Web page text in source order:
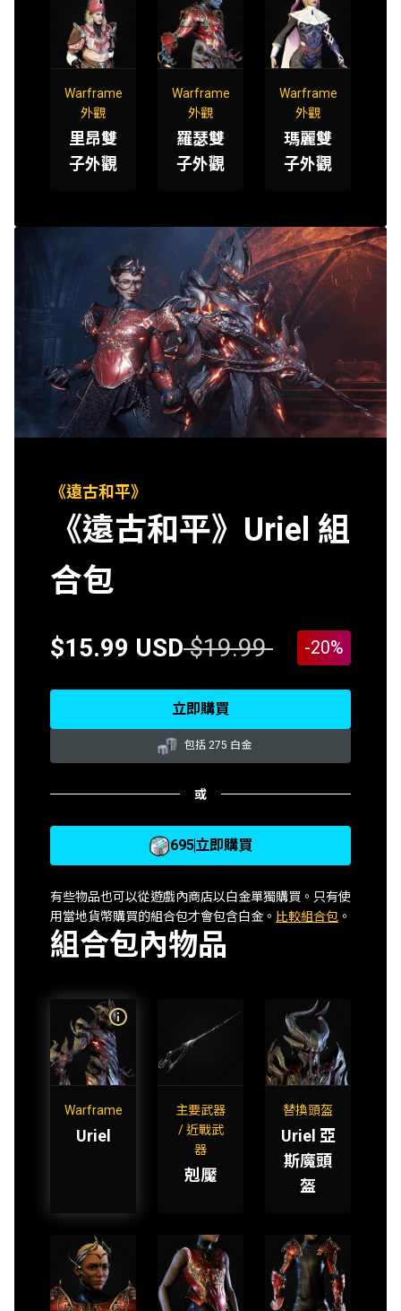
Warframe
外觀
里昂雙
子外觀
Warframe
外觀
羅瑟雙
子外觀
Warframe
外觀
瑪麗雙
子外觀
《遠古和平》
《遠古和平》Uriel 組
合包
$15.99 USD $19.99 -20%
立即購買
包括 275 白金
或
695立即購買
有些物品也可以從遊戲內商店以白金單獨購買。只有使
用當地貨幣購買的組合包才會包含白金。 比較組合包 。
組合包內物品
Warframe
Uriel
主要武器
/ 近戰武
器
剋魘
替換頭盔
Uriel 亞
斯魔頭
盔